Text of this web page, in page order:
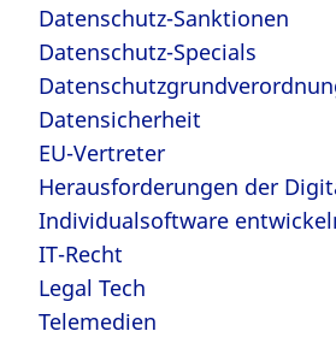
Datenschutz-Sanktionen
Datenschutz-Specials
Datensicherheit
EU-Vertreter
Herausforderungen der
Individualsoftware
IT-Recht
Legal Tech
Telemedien